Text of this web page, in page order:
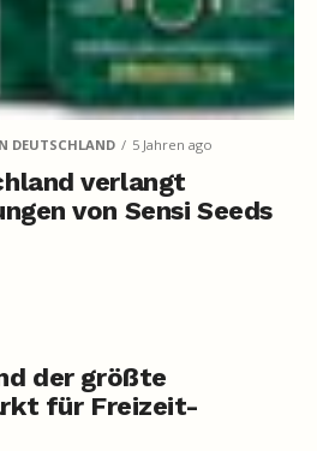
DEUTSCHLAND 5 Jahren ago
verlangt
von Sensi Seeds
der größte
für Freizeit-